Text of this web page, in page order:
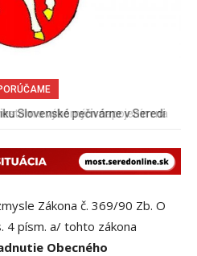
s výborným napojením na
Zákona č. 369/90 Zb. O
4 písm. a/ tohto zákona
Obecného